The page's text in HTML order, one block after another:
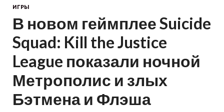
ИГРЫ
В новом геймплее Suicide
Squad: Kill the Justice
League показали ночной
Метрополис и злых
Бэтмена и Флэша